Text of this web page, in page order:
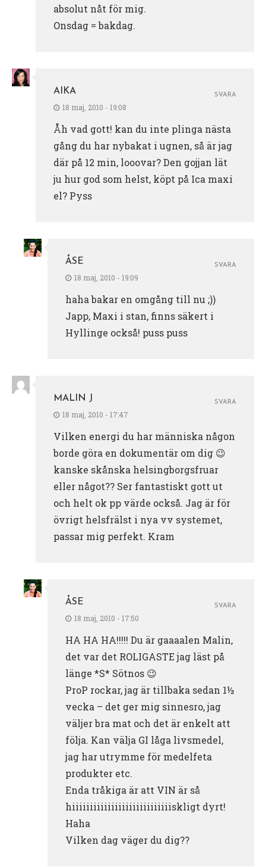
absolut nåt för mig.
Onsdag = bakdag.
AIKA
18 maj, 2010 - 19:08
Åh vad gott! kan du inte plinga nästa
gång du har nybakat i ugnen, så är jag
där på 12 min, looovar? Den gojjan lät
ju hur god som helst, köpt på Ica maxi
el? Pyss
SVARA
ÅSE
18 maj, 2010 - 19:09
haha bakar en omgång till nu ;))
Japp, Maxi i stan, finns säkert i
Hyllinge också! puss puss
SVARA
MALIN J
18 maj, 2010 - 17:47
Vilken energi du har människa någon
borde göra en dokumentär om dig 😉
kanske skånska helsingborgsfruar
eller något?? Ser fantastiskt gott ut
och helt ok pp värde också. Jag är för
övrigt helsfrälst i nya vv systemet,
passar mig perfekt. Kram
SVARA
ÅSE
18 maj, 2010 - 17:50
HA HA HA!!!!! Du är gaaaalen Malin,
det var det ROLIGASTE jag läst på
länge *S* Sötnos 😉
ProP rockar, jag är tillbaka sedan 1½
vecka – det ger mig sinnesro, jag
väljer bra mat och det är enkelt att
följa. Kan välja GI låga livsmedel,
jag har utrymme för medelfeta
produkter etc.
Enda tråkiga är att VIN är så
hiiiiiiiiiiiiiiiiiiiiiiiiiiiiskligt dyrt!
Haha
Vilken dag väger du dig??
SVARA